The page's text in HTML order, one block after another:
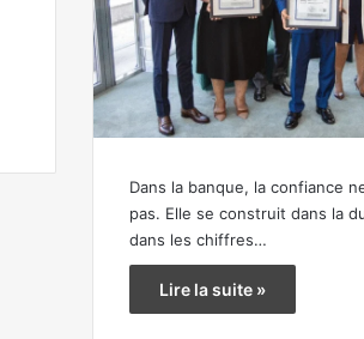
Dans la banque, la confiance
pas. Elle se construit dans la
dans les chiffres…
Lire la suite »